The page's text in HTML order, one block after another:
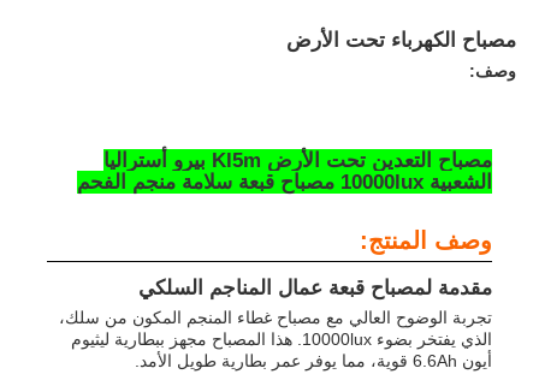
مصباح الكهرباء تحت الأرض
وصف:
مصباح التعدين تحت الأرض Kl5m بيرو أستراليا
الشعبية 10000lux مصباح قبعة سلامة منجم الفحم
وصف المنتج:
مقدمة لمصباح قبعة عمال المناجم السلكي
تجربة الوضوح العالي مع مصباح غطاء المنجم المكون من سلك،
الذي يفتخر بضوء 10000lux. هذا المصباح مجهز ببطارية ليثيوم
أيون 6.6Ah قوية، مما يوفر عمر بطارية طويل الأمد.